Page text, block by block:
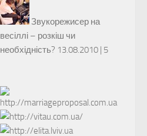
Звукорежисер на
весіллі – розкіш чи
необхідність? 13.08.2010 | 5